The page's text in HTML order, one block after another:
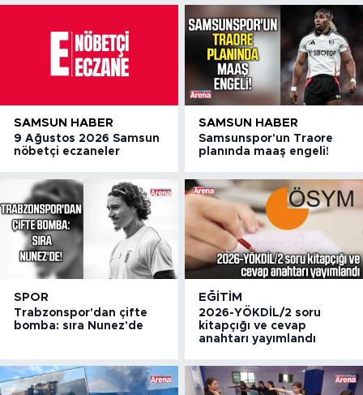
SAMSUN HABER
9 Ağustos 2026 Samsun
nöbetçi eczaneler
SAMSUN HABER
Samsunspor'un Traore
planında maaş engeli!
SPOR
Trabzonspor'dan çifte
bomba: sıra Nunez'de
EĞITIM
2026-YÖKDİL/2 soru
kitapçığı ve cevap
anahtarı yayımlandı